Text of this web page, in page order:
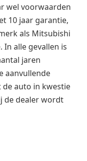
wel voorwaarden
10 jaar garantie,
als Mitsubishi
In alle gevallen is
jaren
aanvullende
auto in kwestie
de dealer wordt